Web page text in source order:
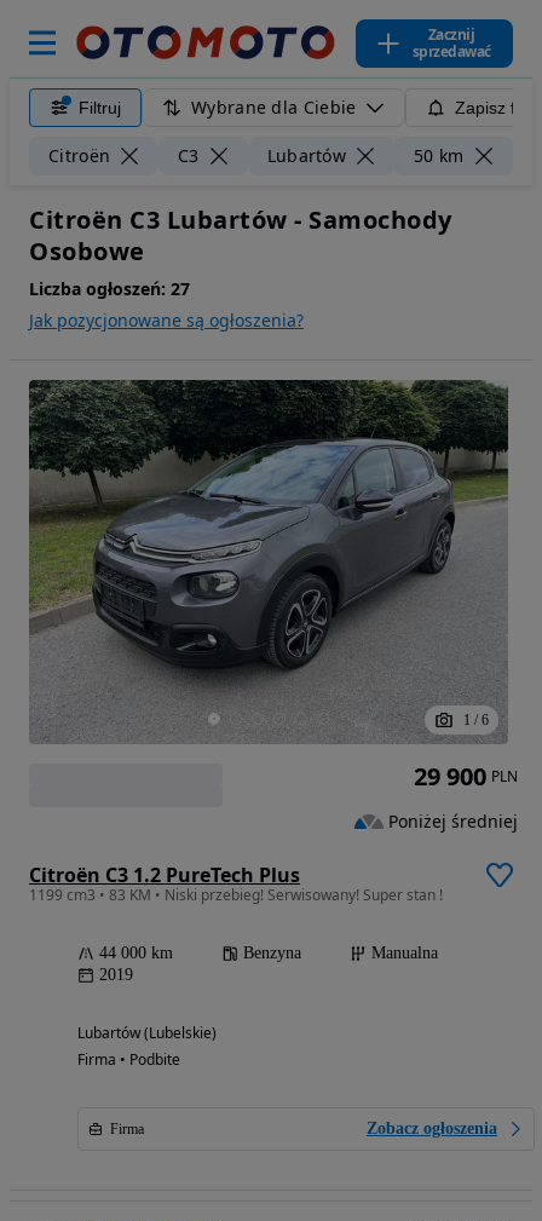
Zacznij
sprzedawać
Filtruj Wybrane dla Ciebie Zapisz
Citroën C3 Lubartów 50 km
Citroën C3 Lubartów - Samochody
Osobowe
Liczba ogłoszeń: 27
Jak pozycjonowane są ogłoszenia?
1 / 6
Citroën C3 1.2 PureTech Plus
1199 cm3 • 83 KM • Niski przebieg! Serwisowany! Super stan !
44 000 km Benzyna
Manualna
2019
Lubartów (Lubelskie)
Firma • Podbite
Firma Zobacz ogłoszenia
29 900 PLN
Poniżej średniej